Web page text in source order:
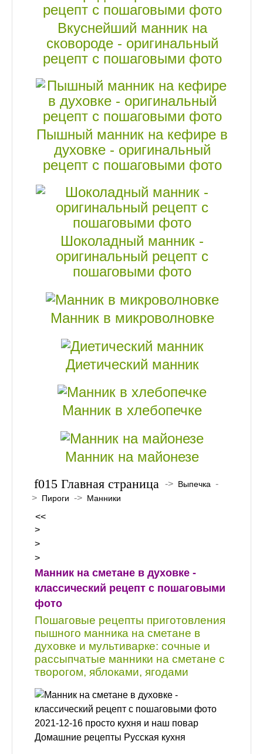
Вкуснейший манник на
сковороде - оригинальный
рецепт с пошаговыми фото
Пышный манник на кефире в
духовке - оригинальный
рецепт с пошаговыми фото
Шоколадный манник -
оригинальный рецепт с
пошаговыми фото
Манник в микроволновке
Диетический манник
Манник в хлебопечке
Манник на майонезе
Главная страница -> Выпечка -
> Пироги -> Манники
<<
>
>
>
Манник на сметане в духовке -
классический рецепт с пошаговыми
фото
Пошаговые рецепты приготовления
пышного манника на сметане в
духовке и мультиварке: сочные и
рассыпчатые манники на сметане с
творогом, яблоками, ягодами
2021-12-16 просто кухня и наш повар
Домашние рецепты Русская кухня